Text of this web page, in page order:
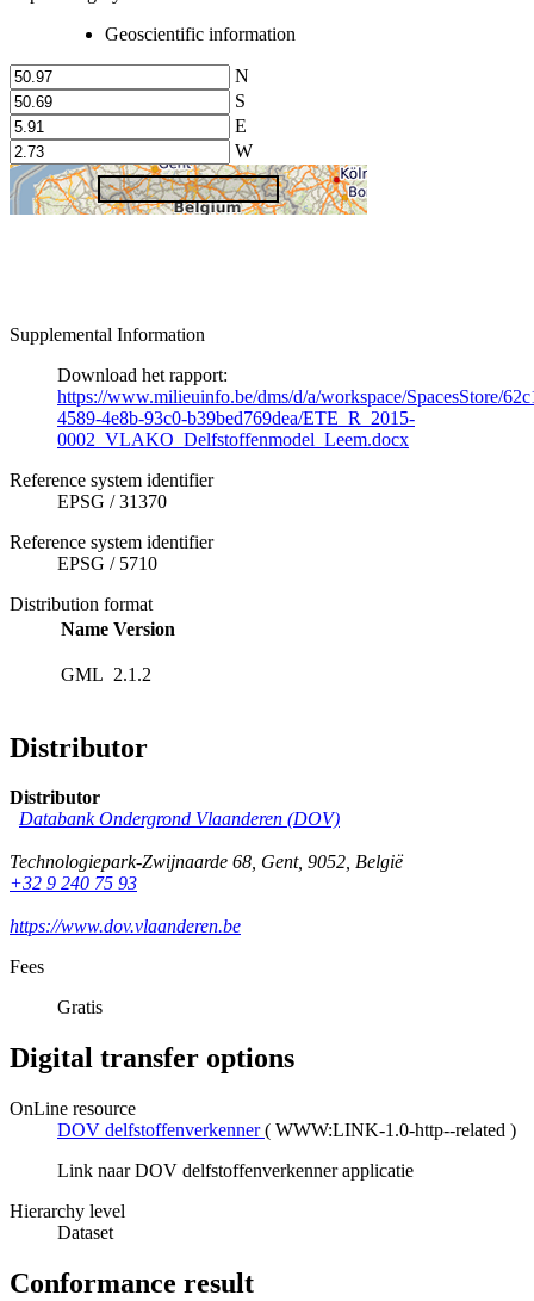
Geoscientific information
N
S
E
W
Supplemental Information
Download het rapport:
https://www.milieuinfo.be/dms/d/a/workspace/SpacesStore/
4589-4e8b-93c0-b39bed769dea/ETE_R_2015-
0002_VLAKO_Delfstoffenmodel_Leem.docx
Reference system identifier
EPSG /31370
Reference system identifier
EPSG / 5710
Distribution format
Name Version
GML 2.1.2
Distributor
Distributor
Databank Ondergrond Vlaanderen (DOV)
Technologiepark-Zwijnaarde 68, Gent, 9052, België
+32 9 240 75 93
https://www.dov.vlaanderen.be
Fees
Gratis
Digital transfer options
OnLine resource
DOV delfstoffenverkenner ( WWW:LINK-1.0-http--related )
Link naar DOV delfstoffenverkenner applicatie
Hierarchy level
Dataset
Conformance result